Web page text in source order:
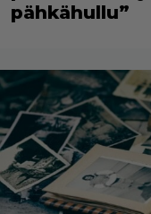
pähkähullu”